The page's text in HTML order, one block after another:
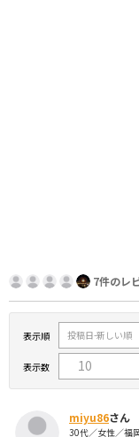
7件のレ
表示順
表示数
miyu86さん
30代／女性／福